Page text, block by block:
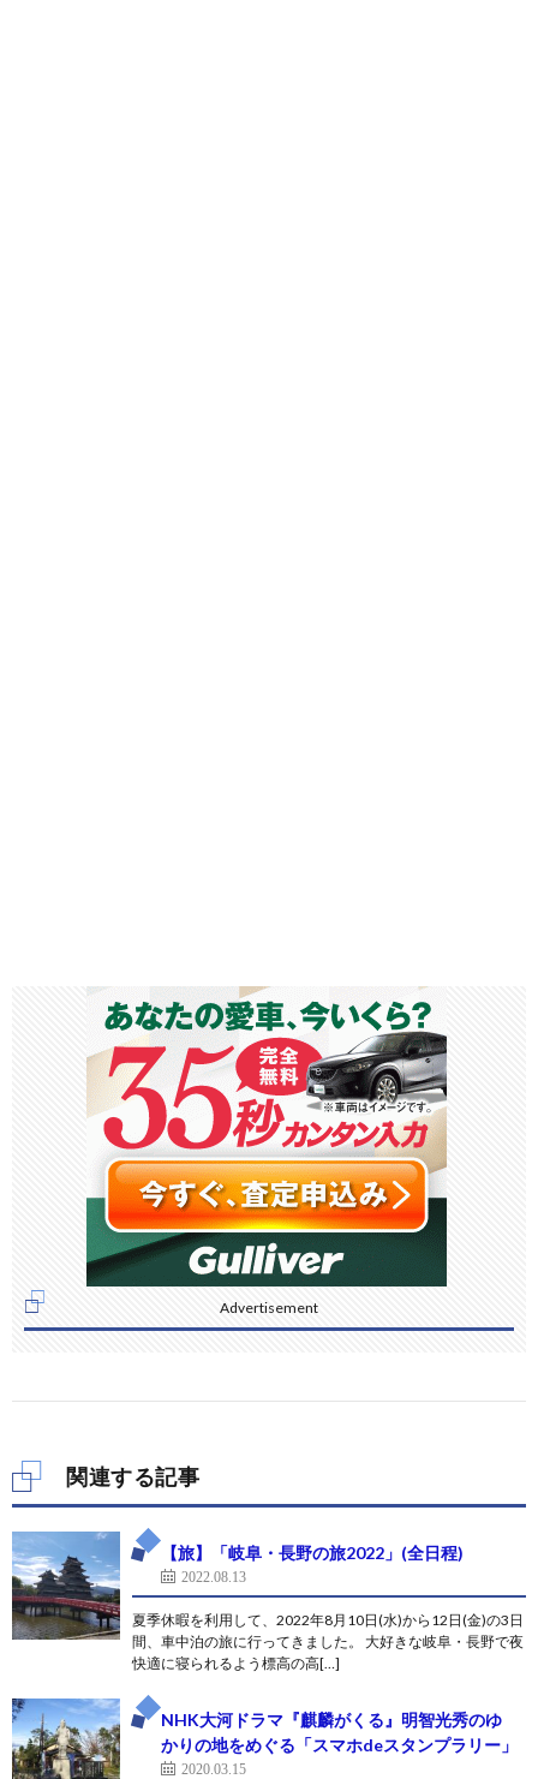
Advertisement
関連する記事
【旅】「岐阜・長野の旅2022」(全日程)
2022.08.13
夏季休暇を利用して、2022年8月10日(水)から12日(金)の3日
間、車中泊の旅に行ってきました。 大好きな岐阜・長野で夜
快適に寝られるよう標高の高[…]
NHK大河ドラマ『麒麟がくる』明智光秀のゆ
かりの地をめぐる「スマホdeスタンプラリー」
2020.03.15